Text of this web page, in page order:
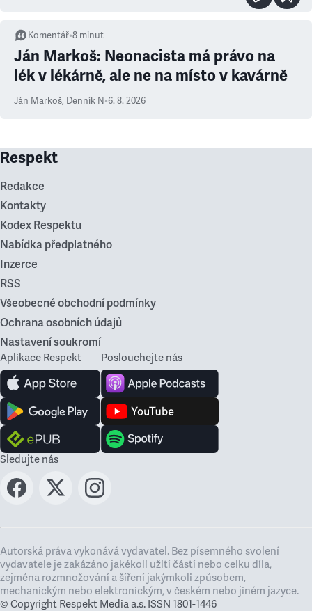
Komentář•8 minut
Ján Markoš: Neonacista má právo na
lék v lékárně, ale ne na místo v kavárně
Ján Markoš, Denník N•6. 8. 2026
Respekt
Redakce
Kontakty
Kodex Respektu
Nabídka předplatného
Inzerce
RSS
Všeobecné obchodní podmínky
Ochrana osobních údajů
Nastavení soukromí
Aplikace Respekt Poslouchejte nás
Sledujte nás
Autorská práva vykonává vydavatel. Bez písemného svolení
vydavatele je zakázáno jakékoli užití částí nebo celku díla,
zejména rozmnožování a šíření jakýmkoli způsobem,
mechanickým nebo elektronickým, v českém nebo jiném jazyce.
© Copyright Respekt Media a.s. ISSN 1801-1446